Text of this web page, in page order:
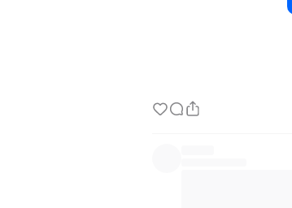
3. ‘선빵 필승’은 고객을 대
‘소주 한 병 더 주세요’라는